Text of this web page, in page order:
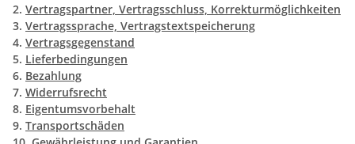
2. Vertragspartner, Vertragsschluss, Korrekturmöglichkeiten
3. Vertragssprache, Vertragstextspeicherung
4. Vertragsgegenstand
5. Lieferbedingungen
6. Bezahlung
7. Widerrufsrecht
8. Eigentumsvorbehalt
9. Transportschäden